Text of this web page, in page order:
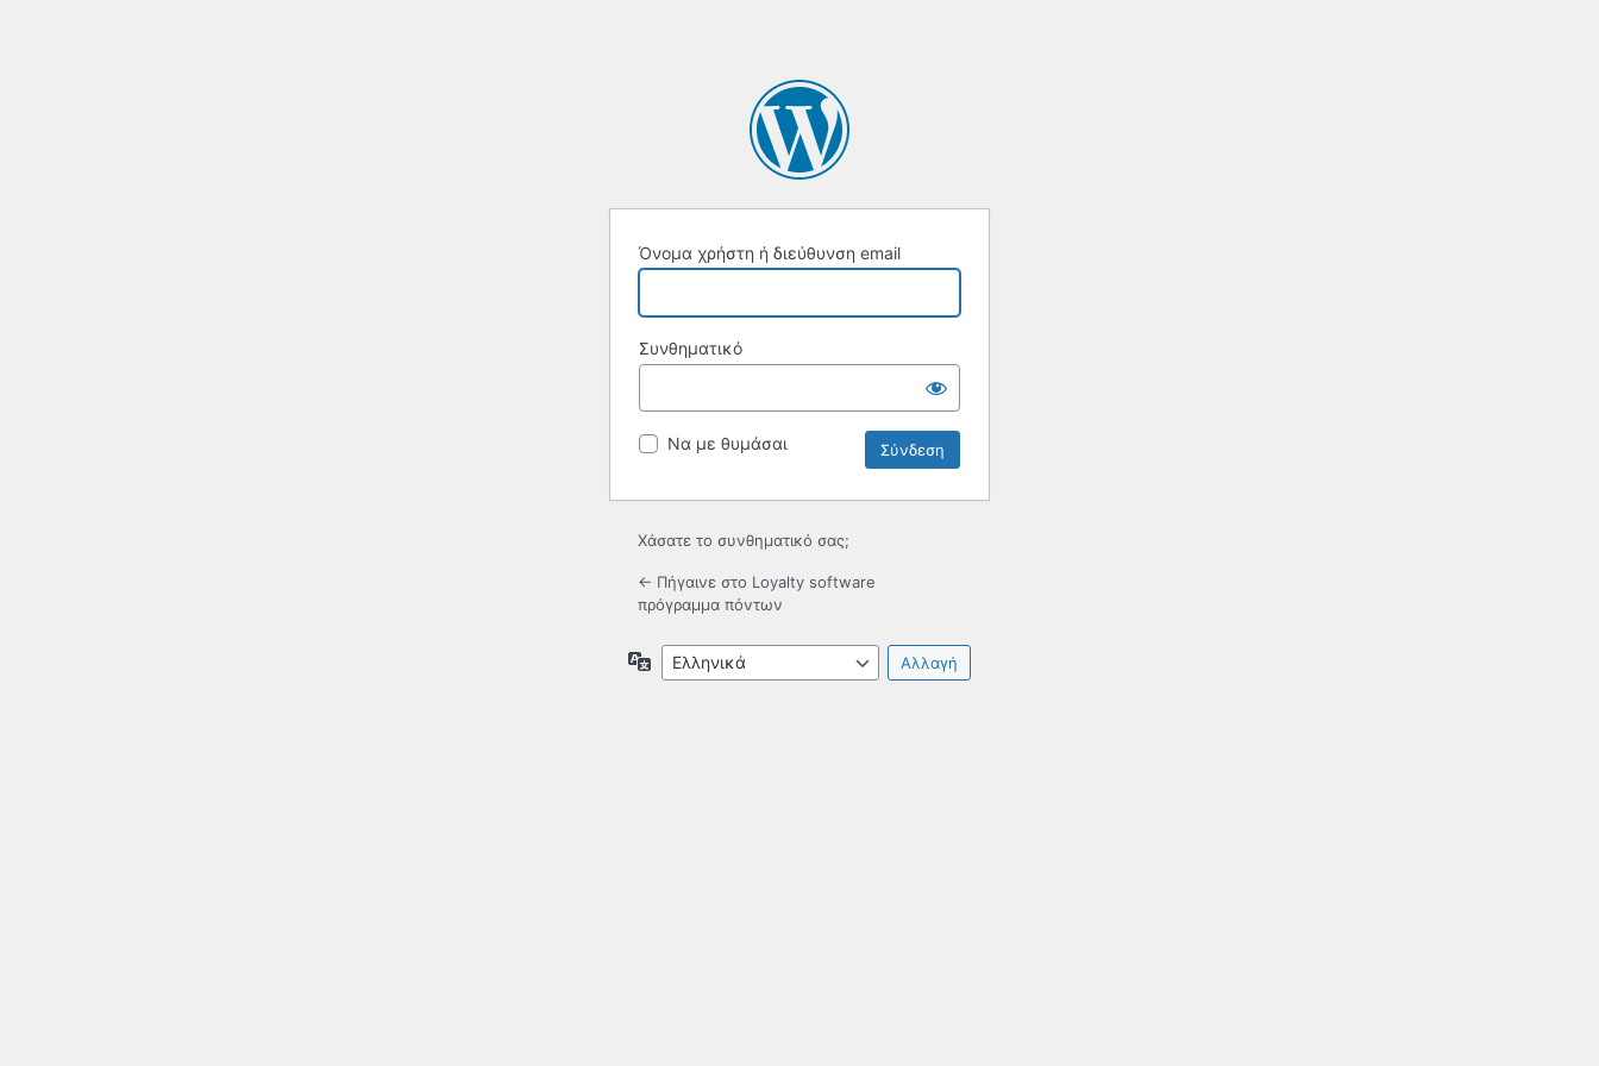
Όνομα χρήστη ή διεύθυνση email
Συνθηματικό
Να με θυμάσαι
Χάσατε το συνθηματικό σας;
← Πήγαινε στο Loyalty software
πρόγραμμα πόντων
Γλώσσα